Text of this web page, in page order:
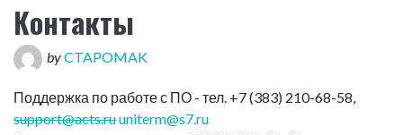
Контакты
byCTAPOMAK
Поддержка по работе с ПО - тел. +7 (383) 210-68-58,
support@acts.ruuniterm@s7.ru